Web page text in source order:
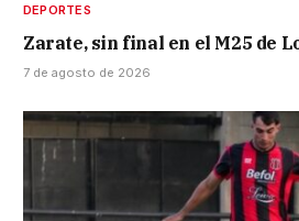
DEPORTES
Zarate, sin final en el M25 de
7 de agosto de 2026